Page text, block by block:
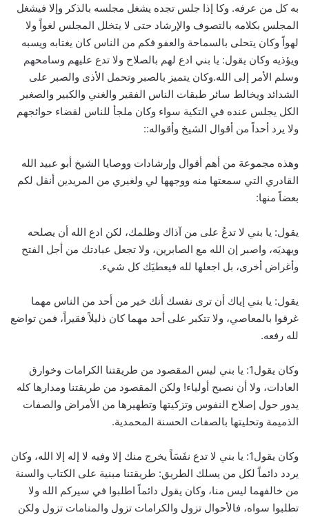
به كل من عرفه. وكا إذا جلس تجده يشغل مجلسه بالذكر وإلا فيشغل
المجلس بكلامه بالتصوف والإرشاد حتى لا يتخلل المجلس لغواً ولا
لهواً وكان يتحلى بالسماحة والعفو فكم من الناس كان يغتابه ويسبه
ويؤذيه وكان يقول: يا بني ادع لهم بالصلاح ولا تدع عليهم وسامحهم
وسلم الأمر إلى الله.وكان يتميز بالصبر وتحمل الأذى والصبر على
الشدائد ويخالط سائر طبقات الناس الفقير والغني والكبير والصغير
الكل يجلس عنده في التكية سواء وكان ملجأ للناس لقضاء حوائجهم
ولا يرد أحداً من أقوال الشيخ وأقواله::
وهذه مجموعة من أهم أقوال وإرشادات ووصايا الشيخ أبو عبيد الله
القادري التي سمعتها منه ووجهها لي ولغيري من المريدين أنقل لكم
بعضاً منها:
يقول: يا بني لا تدعُ على من آذاك وظلمك، لكن ادع الله أن يصلحه
ويهديَه، واصبر إن الله مع الصابرين، ولا تجعل عبادتك من أجل الفتح
وأغراض أخرى، بل اجعلها لله فيعطيَك كل شيء.
يقول: يا بني إياك أن ترى نفسك أنك خير من أحد من الناس مهما
غرقوا بالمعاصي، ولا تتكبر على أحد مهما كان ذليلاً فقيراً، فمن تواضع
لله رفعه.
وكان يقول1: يا بني ليس المقصود من طريقتنا الكرامات وخوارق
العادات، ولا أن نصبح أولياء! ولكن المقصود من طريقتنا ومدارها كله
يدور حول إصلاح النفوس وتزكيتها وتطهيرها من الأمراض والصفات
الذميمة وتحليتها بالصفات الحسنة المحمدية.
وكان يقول1: يا بني لا تدع نفَسَاً يخرج منك إلا وفيه لا إله إلا الله، وكان
يردد دائماً لكل من يسلك الطريق: طريقتنا مبنية على الكتاب والسنة
من خالفهما ليس منا، وكان يقول دائماً اطلبوا في سيركم الله ولا
تطلبوا سواه، فالأحوال تزول والكرامات تزول والمنامات تزول ولكن